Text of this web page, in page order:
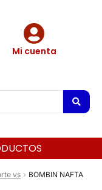
Mi cuenta
vs
BOMBIN NAFTA